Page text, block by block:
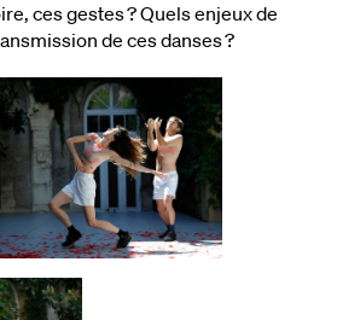
ces gestes ? Quelsenjeux de
de ces danses ?